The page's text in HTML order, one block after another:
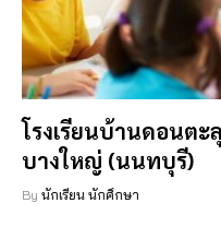
โรงเรียนบ้านดอนต
บางใหญ่ (นนทบุรี)
By นักเรียน นักศึกษา